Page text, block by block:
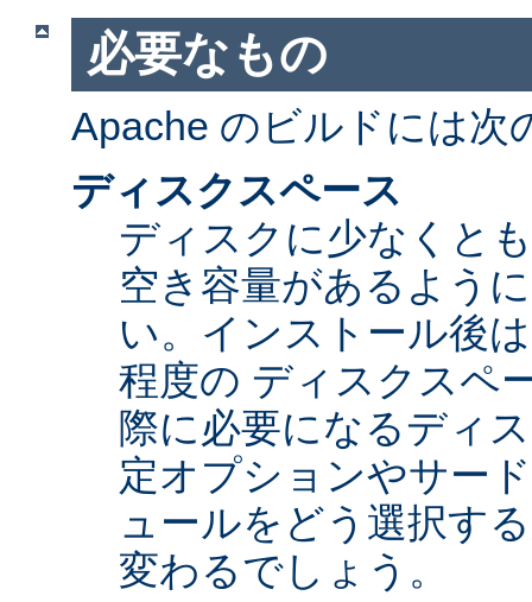
必要なもの
Apache のビルドには次
ディスクスペース
ディスクに少なくと
空き容量があるよう
い。インストール後
程度の ディスクスペ
際に必要になるディ
定オプションやサー
ュールをどう選択す
変わるでしょう。